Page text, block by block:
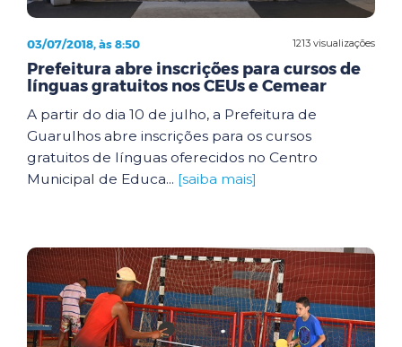
1213 visualizações
03/07/2018, às 8:50
Prefeitura abre inscrições para cursos de
línguas gratuitos nos CEUs e Cemear
A partir do dia 10 de julho, a Prefeitura de
Guarulhos abre inscrições para os cursos
gratuitos de línguas oferecidos no Centro
Municipal de Educa... [saiba mais]